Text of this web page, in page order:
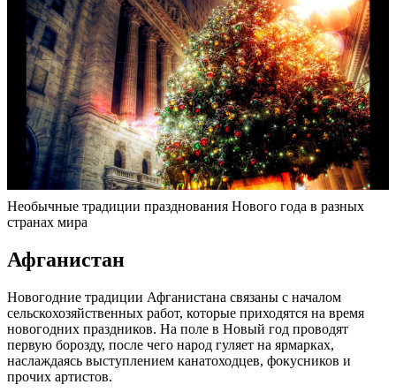
Необычные традиции празднования Нового года в разных
странах мира
Афганистан
Новогодние традиции Афганистана связаны с началом
сельскохозяйственных работ, которые приходятся на время
новогодних праздников. На поле в Новый год проводят
первую борозду, после чего народ гуляет на ярмарках,
наслаждаясь выступлением канатоходцев, фокусников и
прочих артистов.